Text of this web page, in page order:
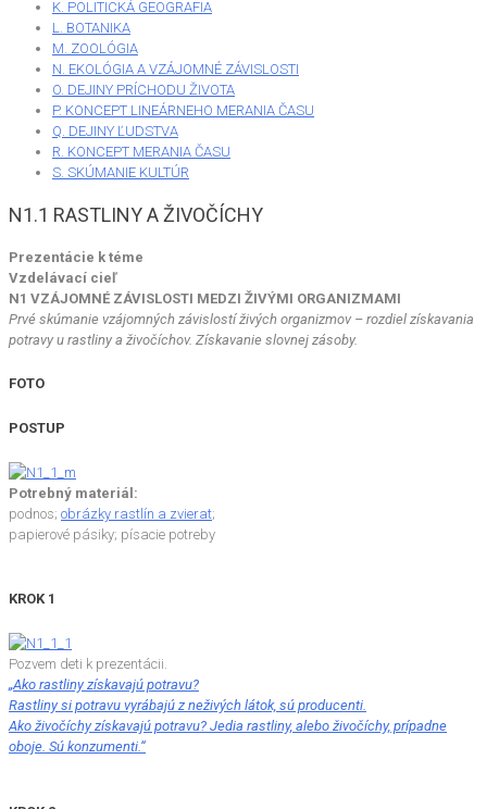
K. POLITICKÁ GEOGRAFIA
L. BOTANIKA
M. ZOOLÓGIA
N. EKOLÓGIA A VZÁJOMNÉ ZÁVISLOSTI
O. DEJINY PRÍCHODU ŽIVOTA
P. KONCEPT LINEÁRNEHO MERANIA ČASU
Q. DEJINY ĽUDSTVA
R. KONCEPT MERANIA ČASU
S. SKÚMANIE KULTÚR
N1.1 RASTLINY A ŽIVOČÍCHY
Prezentácie k téme
Vzdelávací cieľ
N1 VZÁJOMNÉ ZÁVISLOSTI MEDZI ŽIVÝMI ORGANIZMAMI
Prvé skúmanie vzájomných závislostí živých organizmov – rozdiel získavania
potravy u rastliny a živočíchov. Získavanie slovnej zásoby.
FOTO
POSTUP
Potrebný materiál:
podnos; obrázky rastlín a zvierat;
papierové pásiky; písacie potreby
KROK 1
Pozvem deti k prezentácii.
„Ako rastliny získavajú potravu?
Rastliny si potravu vyrábajú z neživých látok, sú producenti.
Ako živočíchy získavajú potravu? Jedia rastliny, alebo živočíchy, prípadne
oboje. Sú konzumenti.“